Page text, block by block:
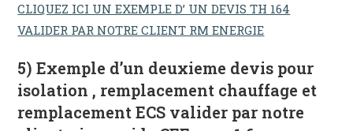
CLIQUEZ ICI UN EXEMPLE D’ UN DEVIS TH 164
VALIDER PAR NOTRE CLIENT RM ENERGIE
5) Exemple d’un deuxieme devis pour
isolation , remplacement chauffage et
remplacement ECS valider par notre